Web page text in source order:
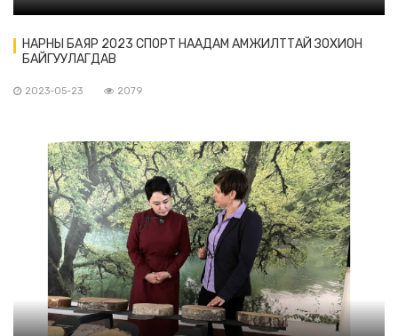
НАРНЫ БАЯР 2023 СПОРТ НААДАМ АМЖИЛТТАЙ ЗОХИОН
БАЙГУУЛАГДАВ
2023-05-23 2079